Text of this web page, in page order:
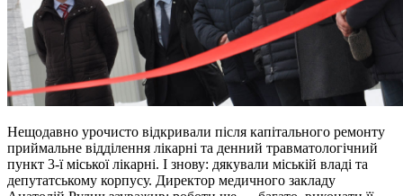
Нещодавно урочисто відкривали після капітального ремонту
приймальне відділення лікарні та денний травматологічний
пункт 3-ї міської лікарні. І знову: дякували міській владі та
депутатському корпусу. Директор медичного закладу